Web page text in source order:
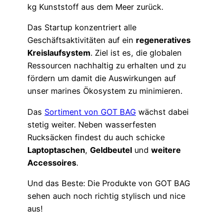
kg Kunststoff aus dem Meer zurück.
Das Startup konzentriert alle
Geschäftsaktivitäten auf ein regeneratives
Kreislaufsystem. Ziel ist es, die globalen
Ressourcen nachhaltig zu erhalten und zu
fördern um damit die Auswirkungen auf
unser marines Ökosystem zu minimieren.
Das Sortiment von GOT BAG wächst dabei
stetig weiter. Neben wasserfesten
Rucksäcken findest du auch schicke
Laptoptaschen, Geldbeutel und weitere
Accessoires.
Und das Beste: Die Produkte von GOT BAG
sehen auch noch richtig stylisch und nice
aus!